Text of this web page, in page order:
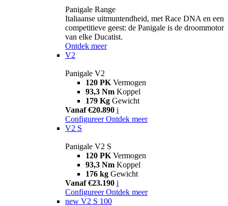
Panigale Range
Italiaanse uitmuntendheid, met Race DNA en een
competitieve geest: de Panigale is de droommotor
van elke Ducatist.
Ontdek meer
V2
Panigale V2
120 PK Vermogen
93,3 Nm Koppel
179 Kg Gewicht
Vanaf €20.890 i
Configureer Ontdek meer
V2 S
Panigale V2 S
120 PK Vermogen
93,3 Nm Koppel
176 kg Gewicht
Vanaf €23.190 i
Configureer Ontdek meer
new V2 S 100